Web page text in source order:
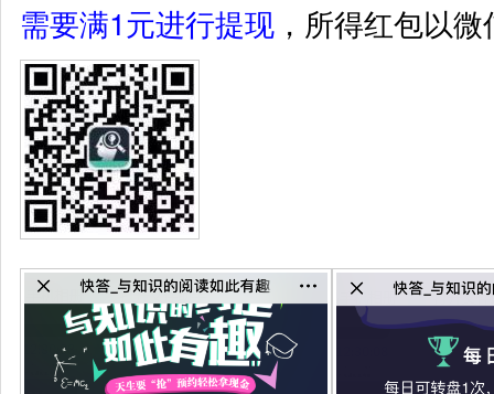
需要满1元进行提现 ，所得红包以